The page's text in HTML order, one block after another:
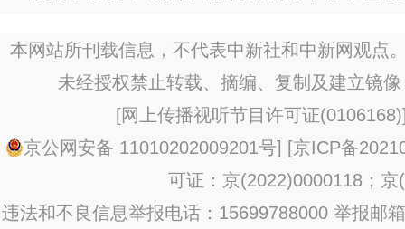
本网站所刊载信息，不代表中新社和中新网观点
未经授权禁止转载、摘编、复制及建立镜
[网上传播视听节目许可证(0106168)
京公网安备 11010202009201号] [京ICP备
可证：京(2022)0000118；京
违法和不良信息举报电话：15699788000 举报邮